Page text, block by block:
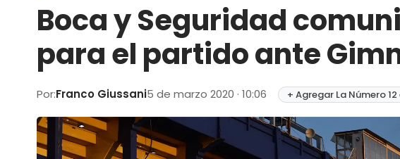
Boca y Seguridad
para el partido ante
Por:Franco Giussani5 de marzo 2020 · 10:06 + Agregar La Número 12